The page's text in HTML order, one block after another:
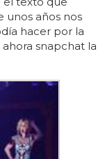
unos años nos
hacer por la
snapchat la